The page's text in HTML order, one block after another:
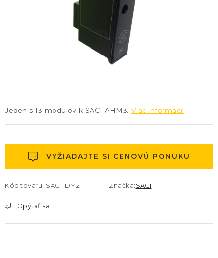
Jeden s 13 modulov k SACI AHM3. Viac informácií
VYŽIADAJTE SI CENOVÚ PONUKU
Kód tovaru: SACI-DM2 Značka:SACI
Opýtať sa